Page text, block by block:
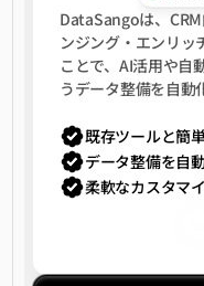
DataSangoは、
ンジング・エンリッ
ことで、AI活用や自
うデータ整備を自動
既存ツールと簡
データ整備を自
柔軟なカスタマ